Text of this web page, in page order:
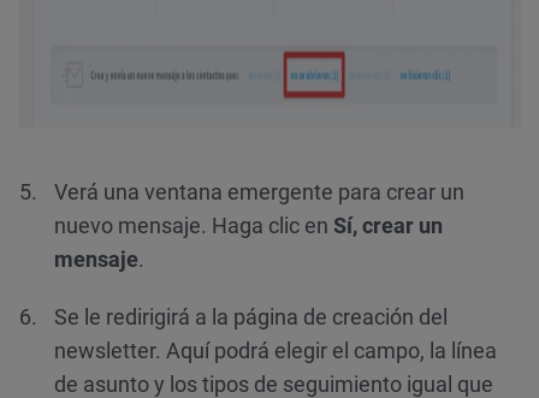
Verá una ventana emergente para crear un
nuevo mensaje. Haga clic en Sí, crear un
mensaje.
Se le redirigirá a la página de creación del
newsletter. Aquí podrá elegir el campo, la línea
de asunto y los tipos de seguimiento igual que